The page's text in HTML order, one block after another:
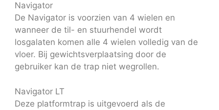
Navigator
De Navigator is voorzien van 4 wielen en
wanneer de til- en stuurhendel wordt
losgalaten komen alle 4 wielen volledig van de
vloer. Bij gewichtsverplaatsing door de
gebruiker kan de trap niet wegrollen.
Navigator LT
Deze platformtrap is uitgevoerd als de